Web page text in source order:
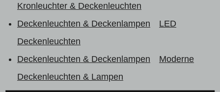
Kronleuchter & Deckenleuchten
Deckenleuchten & Deckenlampen
LED
Deckenleuchten
Deckenleuchten & Deckenlampen
Moderne
Deckenleuchten & Lampen